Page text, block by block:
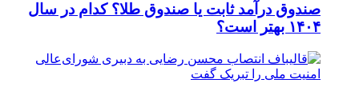
صندوق درآمد ثابت یا صندوق طلا؟ کدام در سال
۱۴۰۴ بهتر است؟